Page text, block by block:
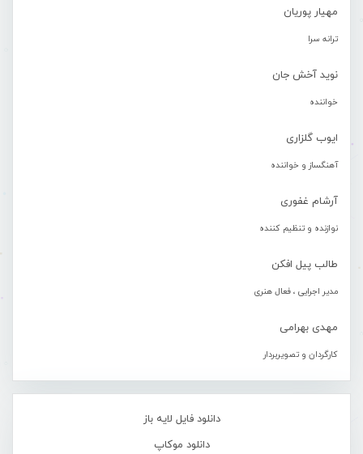
مهیار پوریان
ترانه سرا
نوید آخش جان
خواننده
ایوب گلزاری
آهنگساز و خواننده
آرشام غفوری
نوازنده و تنظیم کننده
طالب پیل افکن
مدیر اجرایی ، فعال هنری
مهدی بهرامی
کارگردان و تصویربردار
دانلود فایل لایه باز
دانلود موکاپ